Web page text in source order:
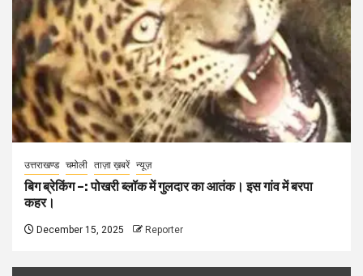
उत्तराखण्ड चमोली ताज़ा ख़बरें न्यूज़
बिग ब्रेकिंग –: पोखरी ब्लॉक में गुलदार का आतंक। इस गांव में बरपा
कहर।
December 15, 2025 Reporter